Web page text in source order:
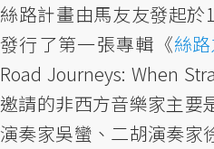
絲路計畫由馬友友發起
發行了第一張專輯《絲
Road Journeys: When
邀請的非西方音樂家主要
演奏家吳蠻、二胡演奏